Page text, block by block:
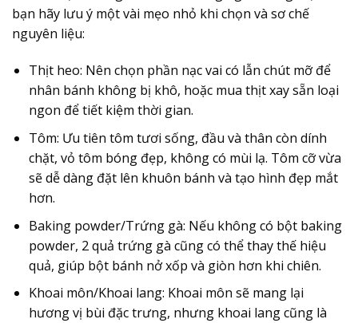
bạn hãy lưu ý một vài mẹo nhỏ khi chọn và sơ chế
nguyên liệu:
Thịt heo: Nên chọn phần nạc vai có lẫn chút mỡ để
nhân bánh không bị khô, hoặc mua thịt xay sẵn loại
ngon để tiết kiệm thời gian.
Tôm: Ưu tiên tôm tươi sống, đầu và thân còn dính
chặt, vỏ tôm bóng đẹp, không có mùi lạ. Tôm cỡ vừa
sẽ dễ dàng đặt lên khuôn bánh và tạo hình đẹp mắt
hơn.
Baking powder/Trứng gà: Nếu không có bột baking
powder, 2 quả trứng gà cũng có thể thay thế hiệu
quả, giúp bột bánh nở xốp và giòn hơn khi chiên.
Khoai môn/Khoai lang: Khoai môn sẽ mang lại
hương vị bùi đặc trưng, nhưng khoai lang cũng là